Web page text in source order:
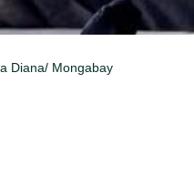
Diana/ Mongabay